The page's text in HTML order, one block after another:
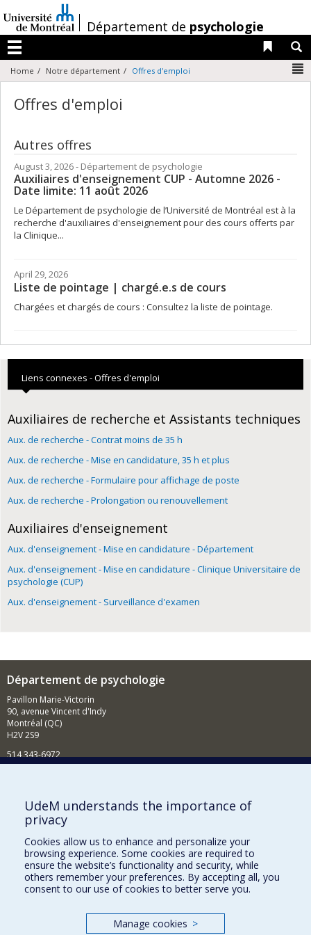
au
contenu
/Département de psychologie
Menu
Liens
Home Notre département Offres d'emploi
Offres d'emploi
Autres offres
August 3, 2026- Département de psychologie
Auxiliaires d'enseignement CUP - Automne 2026 -
Date limite: 11 août 2026
Le Département de psychologie de l’Université de Montréal est à la
recherche d'auxiliaires d'enseignement pour des cours offerts par
la Clinique...
April 29, 2026
Liste de pointage | chargé.e.s de cours
Chargées et chargés de cours : Consultez la liste de pointage.
Liens connexes - Offres d'emploi
Auxiliaires de recherche et Assistants techniques
Aux. de recherche - Contrat moins de 35 h
Aux. de recherche - Mise en candidature, 35 h et plus
Aux. de recherche - Formulaire pour affichage de poste
Aux. de recherche - Prolongation ou renouvellement
Auxiliaires d'enseignement
Aux. d'enseignement - Mise en candidature - Département
Aux. d'enseignement - Mise en candidature - Clinique Universitaire de
psychologie (CUP)
Aux. d'enseignement - Surveillance d'examen
Département de psychologie
Pavillon Marie-Victorin
90, avenue Vincent d'Indy
Montréal (QC)
H2V 2S9
514 343-6972
Comment soutenir le Département?
BESOIN D'AIDE?
Plan du site
Signaler une erreur
Accessibilité
Nos départements et écoles
UdeM understands the importance of
privacy
Cookies allow us to enhance and personalize your
browsing experience. Some cookies are required to
ensure the website’s functionality and security, while
others remember your preferences. By accepting all, you
consent to our use of cookies to better serve you.
Manage cookies >